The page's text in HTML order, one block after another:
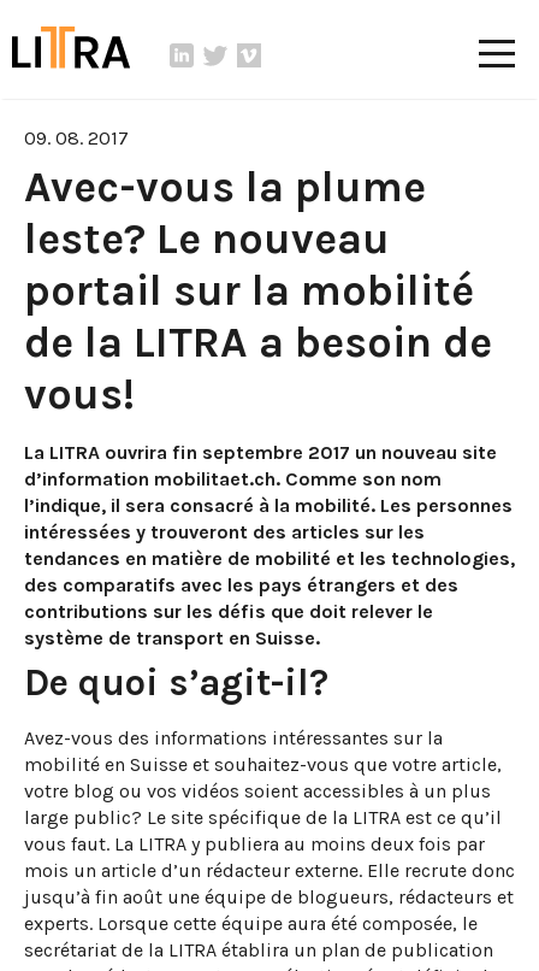
09. 08. 2017
Avec-vous la plume
leste? Le nouveau
portail sur la mobilité
de la LITRA a besoin de
vous!
La LITRA ouvrira fin septembre 2017 un nouveau site
d’information mobilitaet.ch. Comme son nom
l’indique, il sera consacré à la mobilité. Les personnes
intéressées y trouveront des articles sur les
tendances en matière de mobilité et les technologies,
des comparatifs avec les pays étrangers et des
contributions sur les défis que doit relever le
système de transport en Suisse.
De quoi s’agit-il?
Avez-vous des informations intéressantes sur la
mobilité en Suisse et souhaitez-vous que votre article,
votre blog ou vos vidéos soient accessibles à un plus
large public? Le site spécifique de la LITRA est ce qu’il
vous faut. La LITRA y publiera au moins deux fois par
mois un article d’un rédacteur externe. Elle recrute donc
jusqu’à fin août une équipe de blogueurs, rédacteurs et
experts. Lorsque cette équipe aura été composée, le
secrétariat de la LITRA établira un plan de publication